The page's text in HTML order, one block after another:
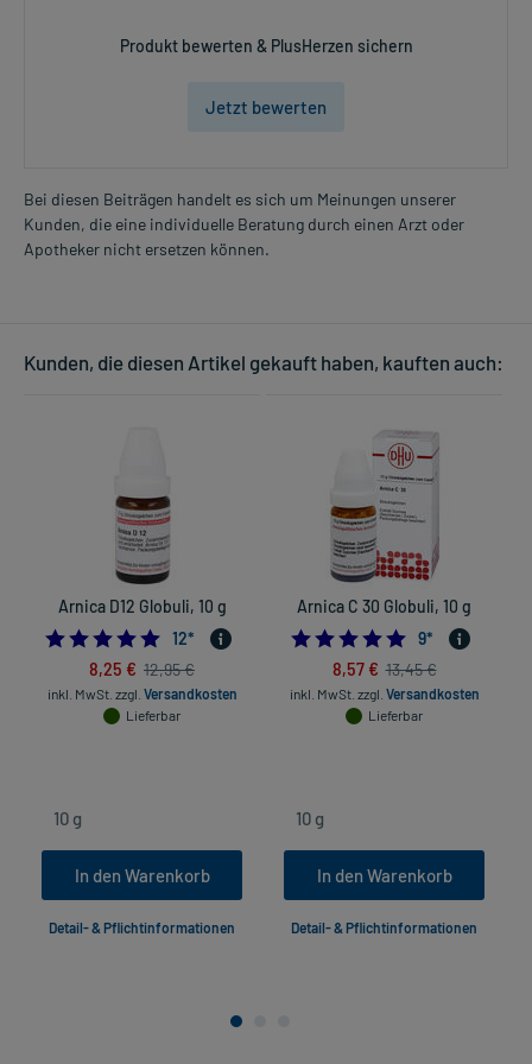
Produkt bewerten & PlusHerzen sichern
Jetzt bewerten
Bei diesen Beiträgen handelt es sich um Meinungen unserer
Kunden, die eine individuelle Beratung durch einen Arzt oder
Apotheker nicht ersetzen können.
Kunden, die diesen Artikel gekauft haben, kauften auch:
Arnica D12 Globuli, 10 g
5.0
12*
8,25 € 12,95 €
inkl. MwSt. zzgl. Versandkosten
Lieferbar
In den Warenkorb
Detail- & Pflichtinformationen
Arnica C 30 Globuli, 10 g
9*
8,57 € 13,45 €
inkl. MwSt. zzgl. Versandkosten
Lieferbar
In den Warenkorb
Detail- & Pflichtinformationen